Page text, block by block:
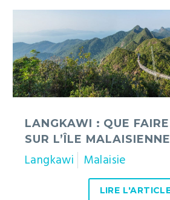
que
faire
et
voir
l’île
malaisienne
LANGKAWI : QUE
SUR L’ÎLE
Langkawi Malaisie
LIRE